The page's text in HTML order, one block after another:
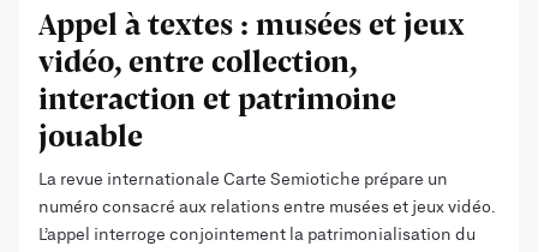
Appel à textes : musées et jeux
vidéo, entre collection,
interaction et patrimoine
jouable
La revue internationale Carte Semiotiche prépare un
numéro consacré aux relations entre musées et jeux vidéo.
L’appel interroge conjointement la patrimonialisation du